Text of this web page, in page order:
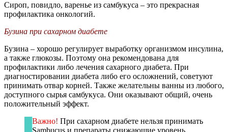
Сироп, повидло, варенье из самбукуса – это прекрасная
профилактика онкологий.
Бузина при сахарном диабете
Бузина – хорошо регулирует выработку организмом инсулина,
а также глюкозы. Поэтому она рекомендована для
профилактики либо лечения сахарного диабета. При
диагностировании диабета либо его осложнений, советуют
принимать отвар корней. Также желательны ванны из любого,
доступного сырья самбукуса. Они оказывают общий, очень
положительный эффект.
Важно! При сахарном диабете нельзя принимать